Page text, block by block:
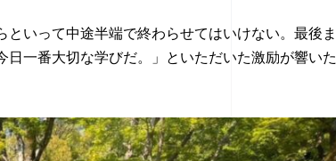
いって中途半端で終わらせてはいけない。最後ま
日一番大切な学びだ。」といただいた激励が響いた